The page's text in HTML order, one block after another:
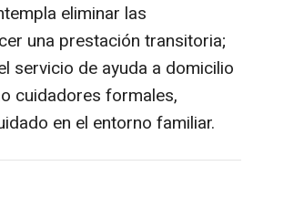
eliminar las
una prestación transitoria;
servicio de ayuda a domicilio
cuidadores formales,
en el entorno familiar.